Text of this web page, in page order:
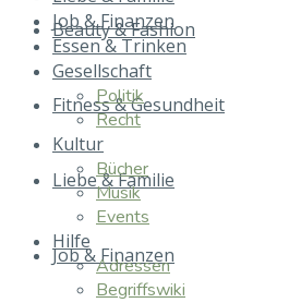
Beauty & Fashion
Fitness & Gesundheit
Liebe & Familie
Job & Finanzen
Job & Finanzen
Essen & Trinken
Gesellschaft
Politik
Recht
Kultur
Bücher
Musik
Events
Hilfe
Adressen
Begriffswiki